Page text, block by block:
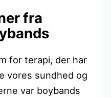
fra
for terapi, der har
vores sundhed og
var boybands